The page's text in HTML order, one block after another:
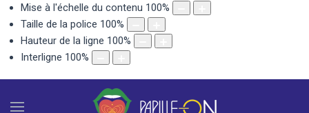
Mise à l'échelle du contenu 100%
Taille de la police 100%
Hauteur de la ligne 100%
Interligne 100%